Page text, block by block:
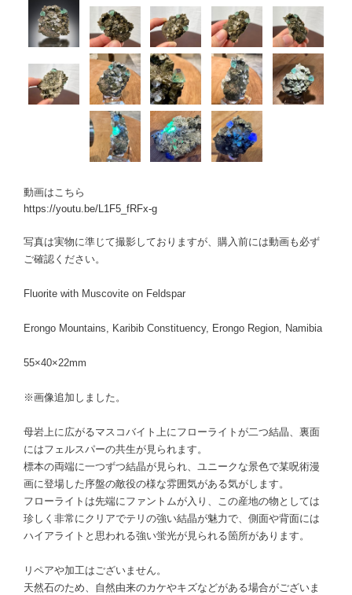
動画はこちら
https://youtu.be/L1F5_fRFx-g
写真は実物に準じて撮影しておりますが、購入前には動画も必ず
ご確認ください。
Fluorite with Muscovite on Feldspar
Erongo Mountains, Karibib Constituency, Erongo Region, Namibia
55×40×22mm
※画像追加しました。
母岩上に広がるマスコバイト上にフローライトが二つ結晶、裏面
にはフェルスパーの共生が見られます。
標本の両端に一つずつ結晶が見られ、ユニークな景色で某呪術漫
画に登場した序盤の敵役の様な雰囲気がある気がします。
フローライトは先端にファントムが入り、この産地の物としては
珍しく非常にクリアでテリの強い結晶が魅力で、側面や背面には
ハイアライトと思われる強い蛍光が見られる箇所があります。
リペアや加工はございません。
天然石のため、自然由来のカケやキズなどがある場合がございま